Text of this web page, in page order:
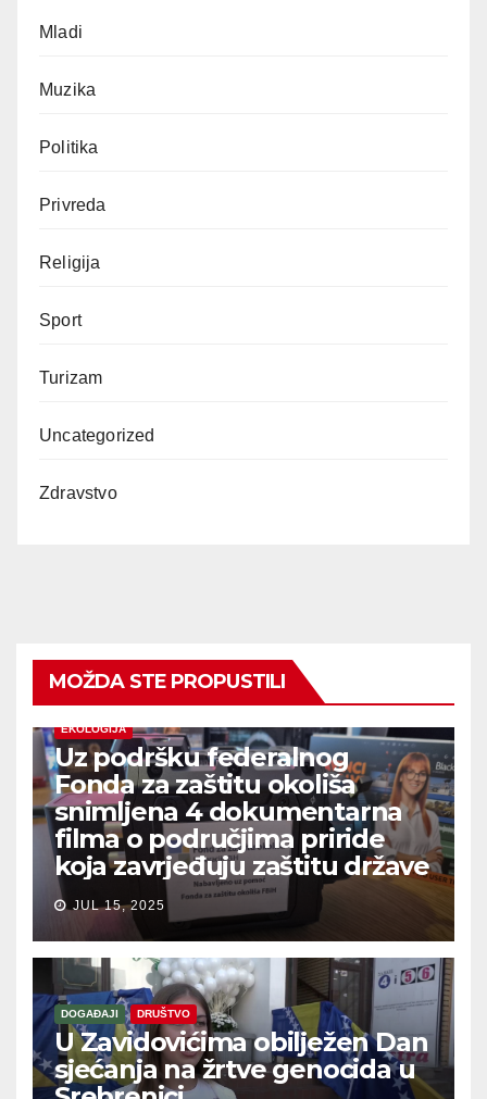
Mladi
Muzika
Politika
Privreda
Religija
Sport
Turizam
Uncategorized
Zdravstvo
MOŽDA STE PROPUSTILI
EKOLOGIJA
Uz podršku federalnog
Fonda za zaštitu okoliša
snimljena 4 dokumentarna
filma o područjima priride
koja zavrjeđuju zaštitu države
JUL 15, 2025
DOGAĐAJI DRUŠTVO
U Zavidovićima obilježen Dan
sjećanja na žrtve genocida u